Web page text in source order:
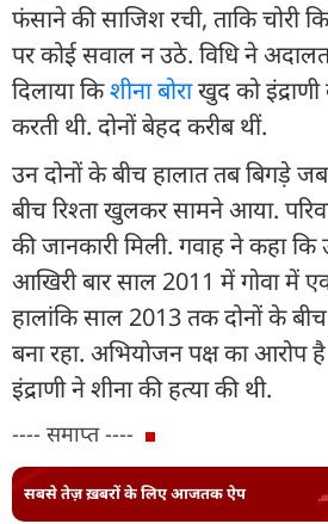
फंसाने की साजिश रची, ताकि चोरी
पर कोई सवाल न उठे. विधि ने
दिलाया किशीना बोराखुद को
करती थी. दोनों बेहद करीब थीं.
उन दोनों के बीच हालात तब बिगड़े
बीच रिश्ता खुलकर सामने आया.
की जानकारी मिली. गवाह ने कहा कि
आखिरी बार साल 2011 में गोवा में
हालांकि साल 2013 तक दोनों के
बना रहा. अभियोजन पक्ष का आरोप
इंद्राणी ने शीना की हत्या की थी.
---- समाप्त ----
सबसे तेज़ ख़बरों के लिए आजतक ऐप